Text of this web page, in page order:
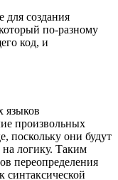
для создания
по-разному
код, и
языков
произвольных
поскольку они будут
логику. Таким
переопределения
синтаксической